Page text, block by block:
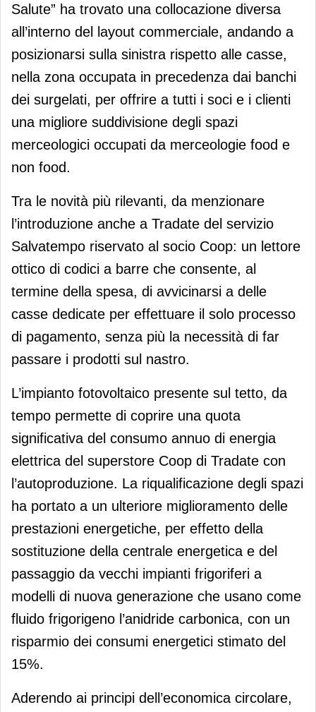
Salute” ha trovato una collocazione diversa
all’interno del layout commerciale, andando a
posizionarsi sulla sinistra rispetto alle casse,
nella zona occupata in precedenza dai banchi
dei surgelati, per offrire a tutti i soci e i clienti
una migliore suddivisione degli spazi
merceologici occupati da merceologie food e
non food.
Tra le novità più rilevanti, da menzionare
l’introduzione anche a Tradate del servizio
Salvatempo riservato al socio Coop: un lettore
ottico di codici a barre che consente, al
termine della spesa, di avvicinarsi a delle
casse dedicate per effettuare il solo processo
di pagamento, senza più la necessità di far
passare i prodotti sul nastro.
L’impianto fotovoltaico presente sul tetto, da
tempo permette di coprire una quota
significativa del consumo annuo di energia
elettrica del superstore Coop di Tradate con
l’autoproduzione. La riqualificazione degli spazi
ha portato a un ulteriore miglioramento delle
prestazioni energetiche, per effetto della
sostituzione della centrale energetica e del
passaggio da vecchi impianti frigoriferi a
modelli di nuova generazione che usano come
fluido frigorigeno l’anidride carbonica, con un
risparmio dei consumi energetici stimato del
15%.
Aderendo ai principi dell’economica circolare,